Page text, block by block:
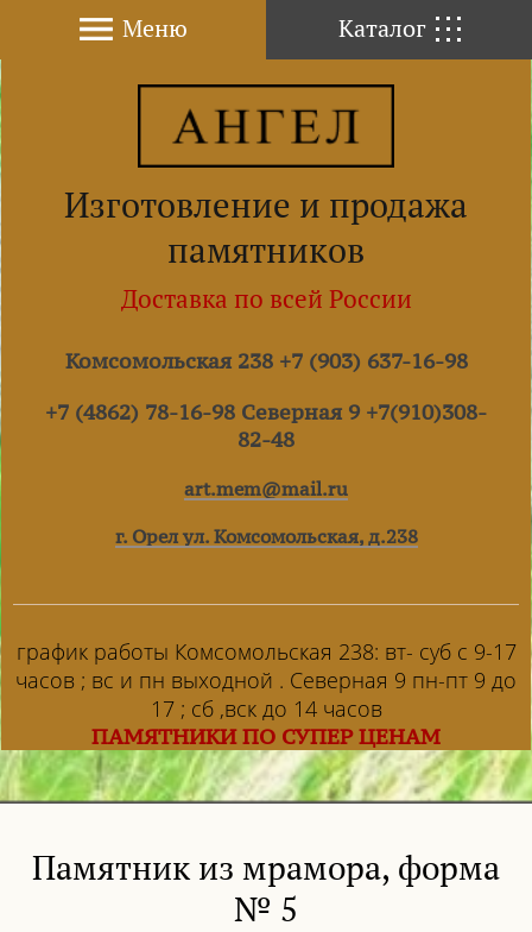
Меню
Изготовление и продажа
памятников
Доставка по всей России
Комсомольская 238 +7 (903) 637-16-98
+7 (4862) 78-16-98 Северная 9 +7(910)308-
82-48
art.mem@mail.ru
г. Орел ул. Комсомольская, д.238
график работы Комсомольская 238: вт- суб с 9-17
часов ; вс и пн выходной . Северная 9 пн-пт 9 до
17 ; сб ,вск до 14 часов
ПАМЯТНИКИ ПО СУПЕР ЦЕНАМ
Каталог
Памятник из мрамора, форма
№ 5